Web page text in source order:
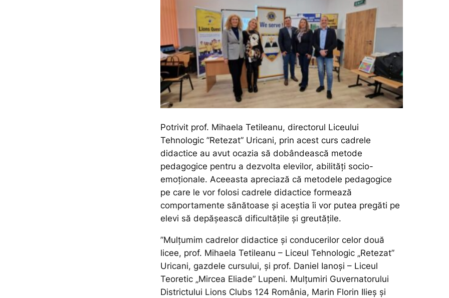
Potrivit prof. Mihaela Tetileanu, directorul Liceului
Tehnologic ”Retezat” Uricani, prin acest curs cadrele
didactice au avut ocazia să dobândească metode
pedagogice pentru a dezvolta elevilor, abilităţi socio-
emoţionale. Aceeasta apreciază că metodele pedagogice
pe care le vor folosi cadrele didactice formează
comportamente sănătoase şi aceștia îi vor putea pregăti pe
elevi să depășească dificultățile și greutățile.
”Mulțumim cadrelor didactice și conducerilor celor două
licee, prof. Mihaela Tetileanu – Liceul Tehnologic „Retezat”
Uricani, gazdele cursului, și prof. Daniel Ianoși – Liceul
Teoretic „Mircea Eliade” Lupeni. Mulțumiri Guvernatorului
Districtului Lions Clubs 124 România, Marin Florin Ilieș și